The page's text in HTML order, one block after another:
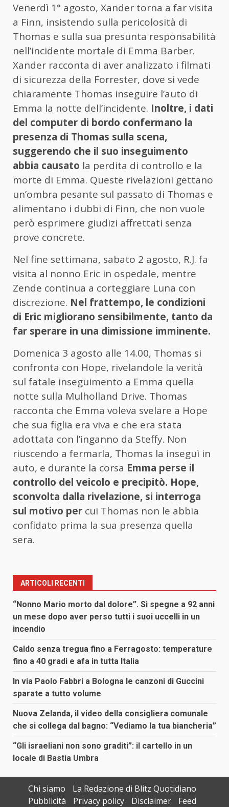
Venerdì 1° agosto, Xander torna a far visita
a Finn, insistendo sulla pericolosità di
Thomas e sulla sua presunta responsabilità
nell’incidente mortale di Emma Barber.
Xander racconta di aver analizzato i filmati
di sicurezza della Forrester, dove si vede
chiaramente Thomas inseguire l’auto di
Emma la notte dell’incidente. Inoltre, i dati
del computer di bordo confermano la
presenza di Thomas sulla scena,
suggerendo che il suo inseguimento
abbia causato la perdita di controllo e la
morte di Emma. Queste rivelazioni gettano
un’ombra pesante sul passato di Thomas e
alimentano i dubbi di Finn, che non vuole
però esprimere giudizi affrettati senza
prove concrete.
Nel fine settimana, sabato 2 agosto, R.J. fa
visita al nonno Eric in ospedale, mentre
Zende continua a corteggiare Luna con
discrezione. Nel frattempo, le condizioni
di Eric migliorano sensibilmente, tanto da
far sperare in una dimissione imminente.
Domenica 3 agosto alle 14.00, Thomas si
confronta con Hope, rivelandole la verità
sul fatale inseguimento a Emma quella
notte sulla Mulholland Drive. Thomas
racconta che Emma voleva svelare a Hope
che sua figlia era viva e che era stata
adottata con l’inganno da Steffy. Non
riuscendo a fermarla, Thomas la inseguì in
auto, e durante la corsa Emma perse il
controllo del veicolo e precipitò. Hope,
sconvolta dalla rivelazione, si interroga
sul motivo per cui Thomas non le abbia
confidato prima la sua presenza quella
sera.
ARTICOLI RECENTI
“Nonno Mario morto dal dolore”. Si spegne a 92 anni
un mese dopo aver perso tutti i suoi uccelli in un
incendio
Caldo senza tregua fino a Ferragosto: temperature
fino a 40 gradi e afa in tutta Italia
In via Paolo Fabbri a Bologna le canzoni di Guccini
sparate a tutto volume
Nuova Zelanda, il video della consigliera comunale
che si collega dal bagno: “Vediamo la tua biancheria”
“Gli israeliani non sono graditi”: il cartello in un
locale di Bastia Umbra
Chi siamo
La Redazione di Blitz Quotidiano
Pubblicità
Privacy policy Disclaimer Feed